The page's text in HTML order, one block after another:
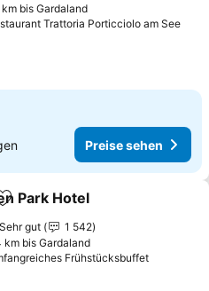
km bis Gardaland
Trattoria Porticciolo am See
Preise sehen
Zu Favoriten hinzufügen
Park Hotel
Sehr gut
1 542
km bis Gardaland
FrühstücksbuffetPreise